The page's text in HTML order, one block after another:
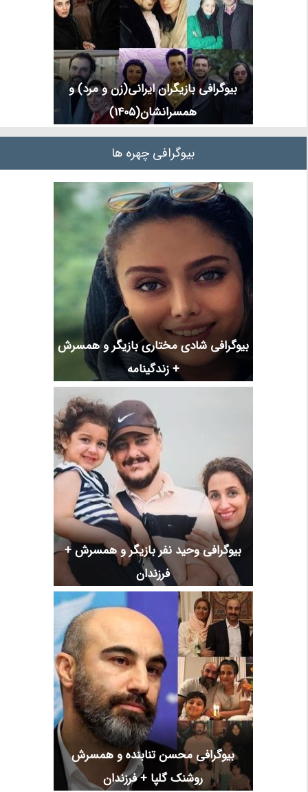
بیوگرافی بازیگران ایرانی(زن و مرد) و
همسرانشان(1405)
بیوگرافی چهره ها
بیوگرافی شادی مختاری بازیگر و همسرش
+ زندگینامه
بیوگرافی وحید نفر بازیگر و همسرش +
فرزندان
بیوگرافی محسن تنابنده و همسرش
روشنک گلپا + فرزندان